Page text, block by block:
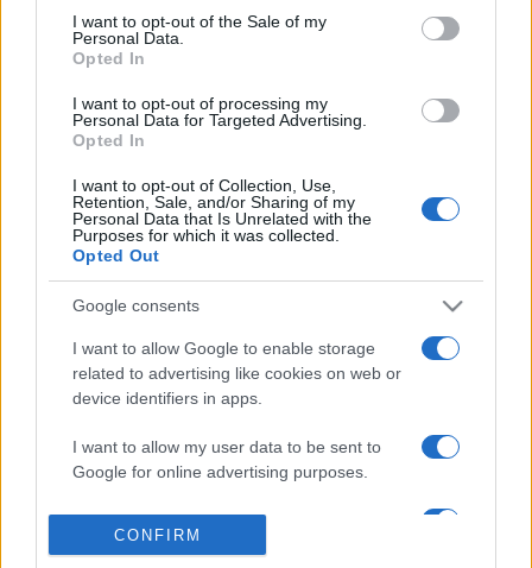
consent section.
I want to opt-out of the Sale of my
Personal Data.
Opted In
I want to opt-out of processing my
Personal Data for Targeted Advertising.
Opted In
I want to opt-out of Collection, Use,
Retention, Sale, and/or Sharing of my
Personal Data that Is Unrelated with the
Purposes for which it was collected.
Opted Out
Google consents
I want to allow Google to enable storage
related to advertising like cookies on web or
device identifiers in apps.
I want to allow my user data to be sent to
Google for online advertising purposes.
I want to allow Google to send me
personalized advertising.
CONFIRM
A Tündérkert Galériában december 6-án nyílik meg a
magyar neves meseillusztrátorok téli kiállítása is. A családi
Meseműhelyben többek között Szabad Boglárka, Bajzáth
én pedig a HolddalaNap zenekarTánc a mindenségge
lemezbemutató karácsonyi koncertjére kerül sor.
FESZTIVÁL GRYLLUS VILMOS ÓBUDA PROGRAM
MEGOSZTÁS